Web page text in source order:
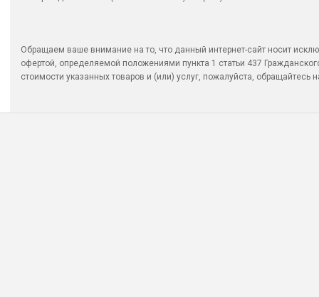
Обращаем ваше внимание на то, что данный интернет-сайт носит
офертой, определяемой положениями пункта 1 статьи 437
стоимости указанных товаров и (или) услуг, пожалуйста, обращайтесь